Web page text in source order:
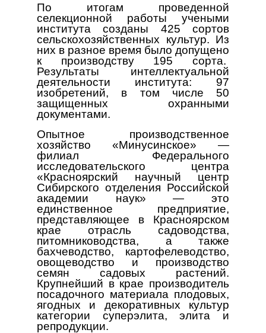
По итогам проведенной
селекционной работы учеными
института созданы 425 сортов
сельскохозяйственных культур. Из
них в разное время было допущено
к производству 195 сорта.
Результаты интеллектуальной
деятельности института: 97
изобретений, в том числе 50
защищенных охранными
документами.
Опытное производственное
хозяйство «Минусинское» —
филиал Федерального
исследовательского центра
«Красноярский научный центр
Сибирского отделения Российской
академии наук» — это
единственное предприятие,
представляющее в Красноярском
крае отрасль садоводства,
питомниководства, а также
бахчеводство, картофелеводство,
овощеводство и производство
семян садовых растений.
Крупнейший в крае производитель
посадочного материала плодовых,
ягодных и декоративных культур
категории суперэлита, элита и
репродукции.